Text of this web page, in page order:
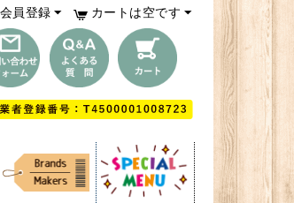
カートは空です
員登録